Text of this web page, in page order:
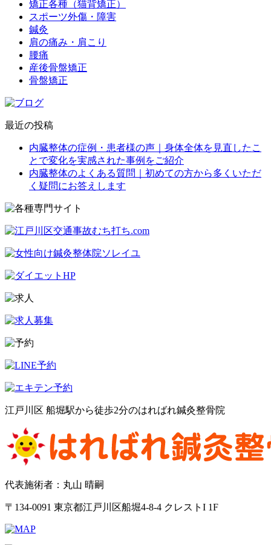
矯正各種（猫背矯正）
スポーツ外傷・障害
鍼灸
肩の痛み・肩こり
腰痛
産後骨盤矯正
骨盤矯正
最近の投稿
内臓整体の症例・患者様の声｜身体全体を見直したこ
とで変化を実感された事例をご紹介
内臓整体のよくある質問｜初めての方から多くいただ
く疑問にお答えします
江戸川区 船堀駅から徒歩2分のはればれ鍼灸整骨院
代表施術者：丸山 晴嗣
〒134-0091 東京都江戸川区船堀4-8-4 クレストI 1F